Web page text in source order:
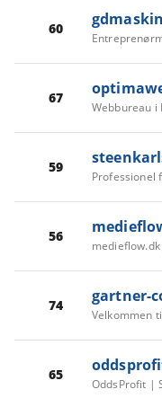
60
67
Webbureau
59
Professionel
56
74 gartner-
Velkommen
65